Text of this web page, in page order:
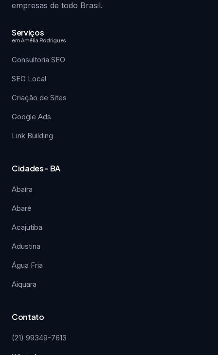
empresas de todo Brasil.
Serviços
em Amélia Rodrigues
Consultoria SEO
SEO Local
Criação de Sites
Google Ads
Link Building
Cidades - BA
Abaíra
Abaré
Acajutiba
Adustina
Água Fria
Aiquara
Contato
(21) 99349-7613